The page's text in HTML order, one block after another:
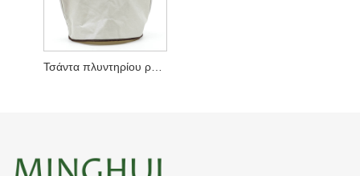
Τσάντα πλυντηρίου ρούχων με στρογγυλό κάτω μέρος με κομμένη λαβή